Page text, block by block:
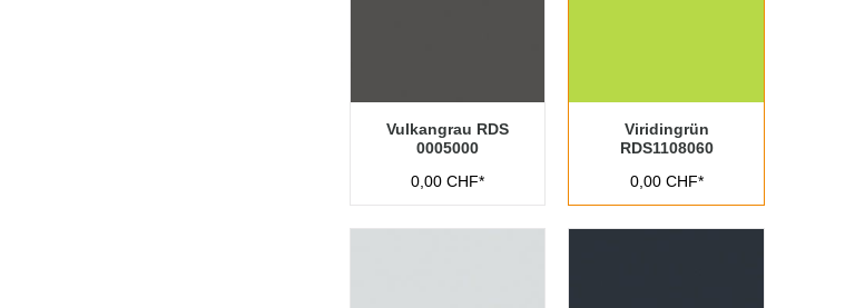
Vulkangrau RDS
0005000
0,00 CHF*
Viridingrün
RDS1108060
0,00 CHF*